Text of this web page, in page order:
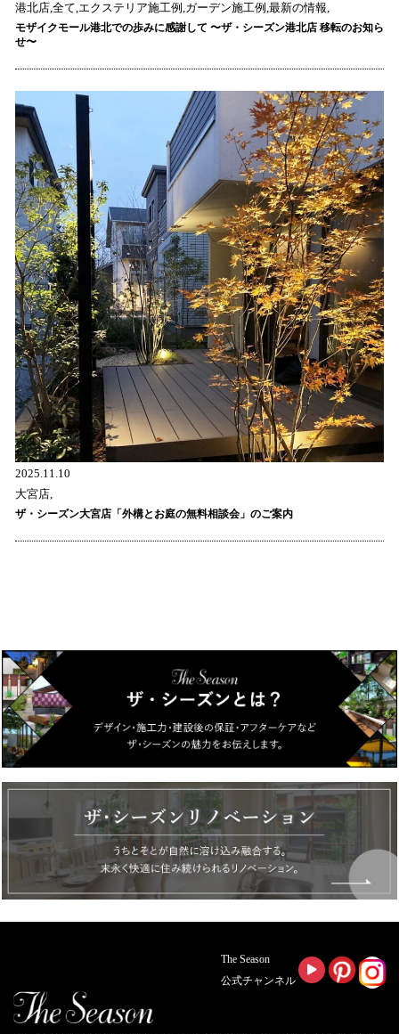
港北店,全て,エクステリア施工例,ガーデン施工例,最新の情報,
モザイクモール港北での歩みに感謝して 〜ザ・シーズン港北店 移転のお知ら
せ〜
2025.11.10
大宮店,
ザ・シーズン大宮店「外構とお庭の無料相談会」のご案内
The Season
公式チャンネル